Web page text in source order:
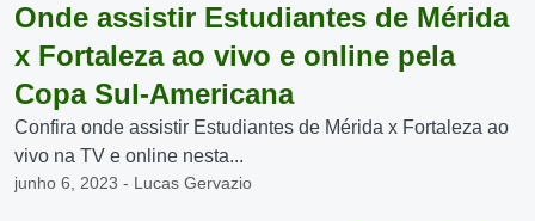
Onde assistir Estudiantes de Mérida
x Fortaleza ao vivo e online pela
Copa Sul-Americana
Confira onde assistir Estudiantes de Mérida x Fortaleza ao
vivo na TV e online nesta...
junho 6, 2023 - Lucas Gervazio